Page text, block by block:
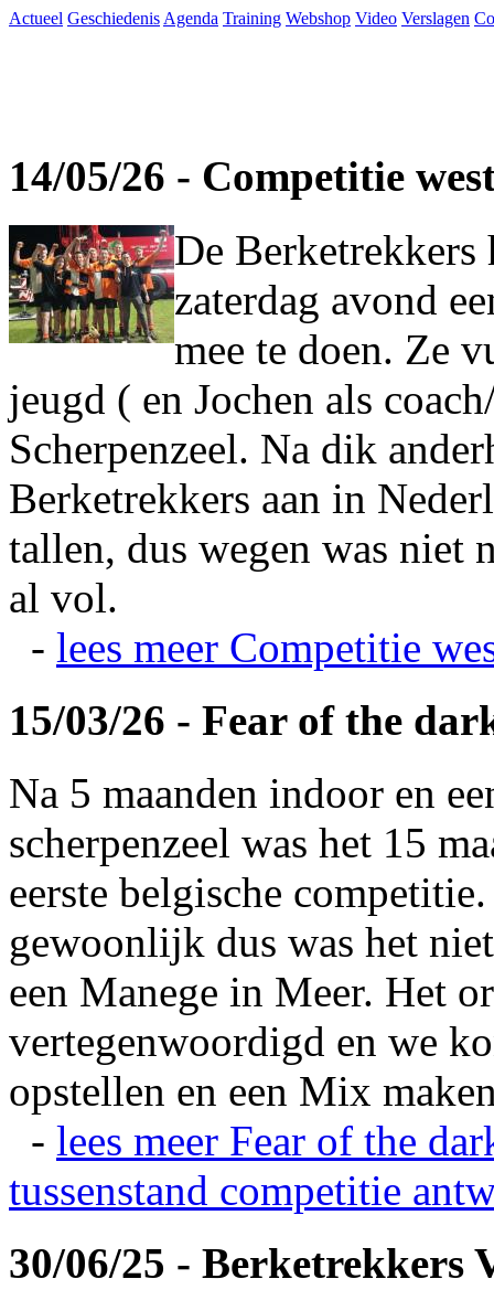
Actueel Geschiedenis Agenda Training Webshop Video Verslagen
14/05/26 - Competitie
De Berketrekkers
zaterdag avond
mee te doen. Ze
jeugd ( en Jochen als
Scherpenzeel. Na dik
Berketrekkers aan in
tallen, dus wegen was niet
al vol.
- lees meer Competitie
15/03/26 - Fear of the
Na 5 maanden indoor en
scherpenzeel was het 15
eerste belgische
gewoonlijk dus was het
een Manege in Meer. Het
vertegenwoordigd en we
opstellen en een Mix
- lees meer Fear of the
tussenstand competitie
30/06/25 - Berketrekkers